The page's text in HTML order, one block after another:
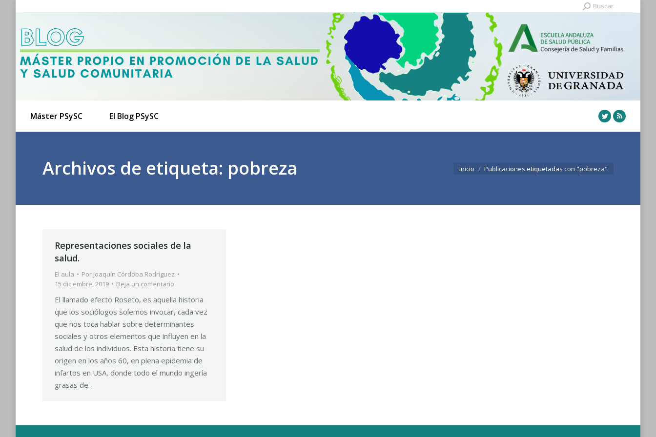
Buscar:Buscar
Máster PSySC El Blog PSySC Twitter
Rss
Archivos de etiqueta: pobreza Estás aquí:
Inicio Publicaciones etiquetadas con "pobreza"
Representaciones sociales de la
salud.
El aula Por Joaquín Córdoba Rodríguez
15 diciembre, 2019
Deja un comentario
El llamado efecto Roseto, es aquella historia
que los sociólogos solemos invocar, cada vez
que nos toca hablar sobre determinantes
sociales y otros elementos que influyen en la
salud de los individuos. Esta historia tiene su
origen en los años 60, en plena epidemia de
infartos en USA, donde todo el mundo ingería
grasas de…